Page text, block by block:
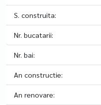
S. construita:
Nr. bucatarii:
Nr. bai:
An constructie:
An renovare: